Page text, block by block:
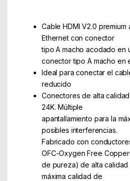
Cable HDMI V2.0
Ethernet con conector
tipo A macho acodado en
conector tipo A macho en
Ideal para conectar el
reducido
Conectores de alta
24K. Múltiple
apantallamiento para la
posibles interferencias.
Fabricado con
OFC-Oxygen Free
de pureza) de alta calidad
máxima calidad de